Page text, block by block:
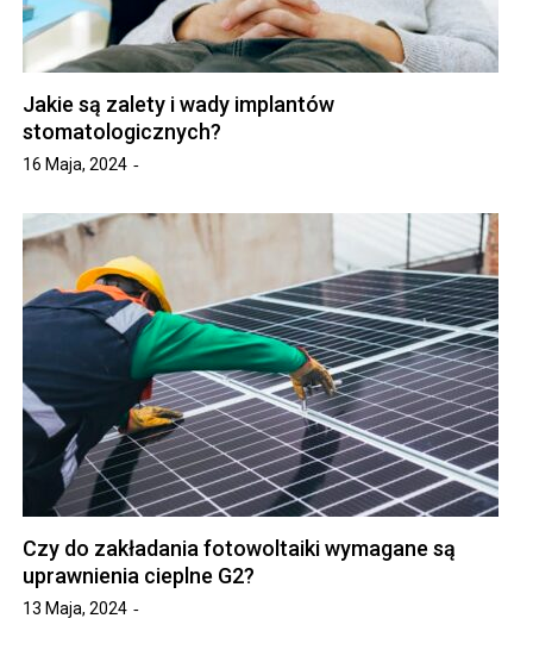
Jakie są zalety i wady implantów
stomatologicznych?
16 Maja, 2024
Czy do zakładania fotowoltaiki wymagane są
uprawnienia cieplne G2?
13 Maja, 2024